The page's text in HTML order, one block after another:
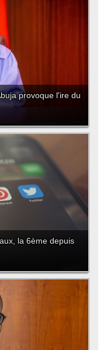
provoque l'ire du
la 6ème depuis